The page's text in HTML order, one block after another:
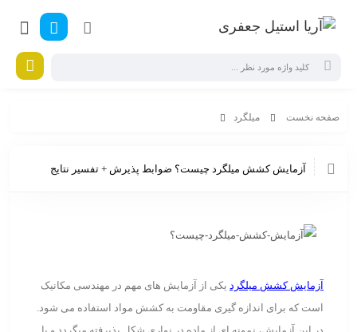
صفحه نخست میلگرد
آزمایش کشش میلگرد چیست؟ ضوابط پذیرش + تفسیر نتایج
آزمایش کشش میلگرد یکی از آزمایش های مهم در مهندسی مکانیک
است که برای اندازه گیری مقاومت به کشش مواد استفاده می شود.